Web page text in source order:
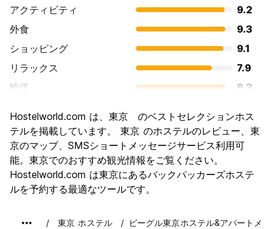
アクティビティ
9.2
外食
9.3
ショッピング
9.1
リラックス
7.9
輸送
9.3
文化
9.3
ナイトライフ
8.5
コストパフォーマンス
Hostelworld.com は、東京 のベストセレクションホス
テルを掲載しています。 東京 のホステルのレビュー、東
京のマップ、SMSショートメッセージサービス利用可
能。東京でのおすすめ観光情報をご覧ください。
Hostelworld.com は東京にあるバックパッカーズホステ
ルを予約する最適なツールです。
東京 ホステル ビーグル東京ホステル&アパートメ